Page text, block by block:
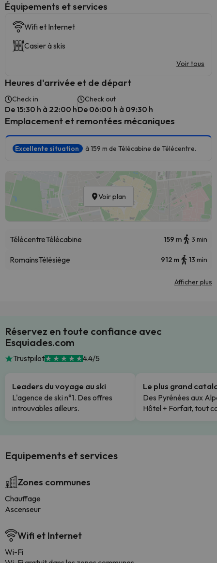
​Équipements et services
Wifi et Internet
Casier à skis
Voir tous
Heures d'arrivée et de départ
Check in
De 15:30 h à 22:00 h
Check out
De 06:00 h à 09:30 h
Emplacement et remontées mécaniques
Excellente situation à 159 m de Télécabine de Télécentre.
Voir plan
TélécentreTélécabine 159 m 3 min
RomainsTélésiège 912 m 13 min
Afficher plus
Réservez en toute confiance avec
Esquiades.com
Trustpilot 4.4/5
Leaders du voyage au ski
L'agence de ski n°1. Des offres
introuvables ailleurs.
Le plus grand
Des Pyrénées aux
Hôtel + Forfait, tout
Equipements et services
Zones communes
Chauffage
Ascenseur
Wifi et Internet
Wi-Fi